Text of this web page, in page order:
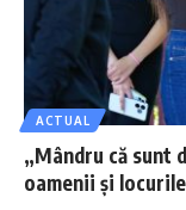
ACTUAL
„Mândru că sunt
oamenii și